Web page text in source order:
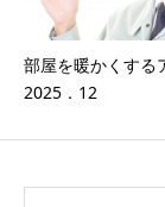
部屋を暖かくする
2025．12